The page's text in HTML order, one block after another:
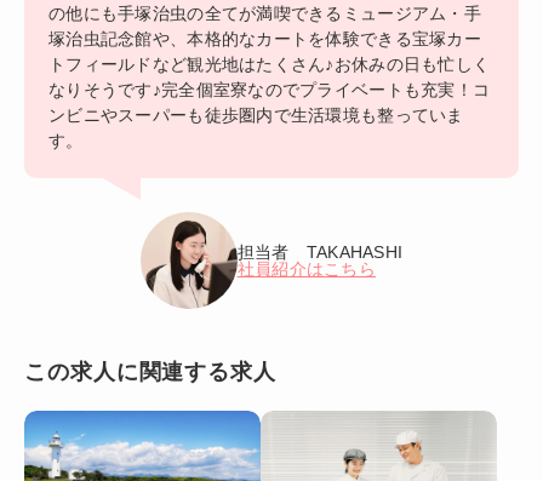
の他にも手塚治虫の全てが満喫できるミュージアム・手
塚治虫記念館や、本格的なカートを体験できる宝塚カー
トフィールドなど観光地はたくさん♪お休みの日も忙しく
なりそうです♪完全個室寮なのでプライベートも充実！コ
ンビニやスーパーも徒歩圏内で生活環境も整っていま
す。
担当者 TAKAHASHI
社員紹介はこちら
この求人に関連する求人